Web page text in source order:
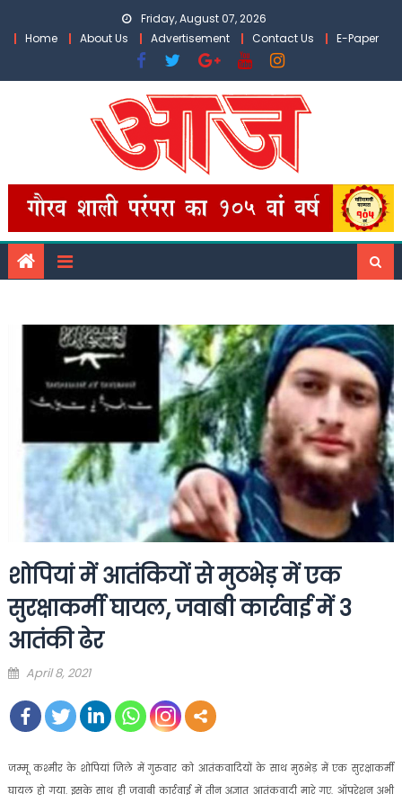
Friday, August 07, 2026
Home
About Us Advertisement Contact Us E-Paper
शोपियां में आतंकियों से मुठभेड़ में एक
सुरक्षाकर्मी घायल, जवाबी कार्रवाई में 3
आतंकी ढेर
Posted
April 8, 2021
जम्मू कश्मीर के शोपियां जिले में गुरुवार को आतंकवादियों के साथ मुठभेड़ में एक सुरक्षाकर्मी
घायल हो गया. इसके साथ ही जवाबी कार्रवाई में तीन अज्ञात आतंकवादी मारे गए. ऑपरेशन अभी